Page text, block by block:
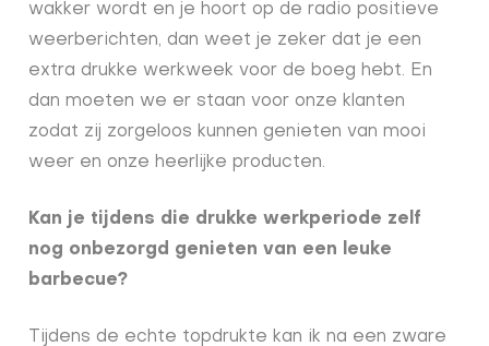
wakker wordt en je hoort op de radio positieve
weerberichten, dan weet je zeker dat je een
extra drukke werkweek voor de boeg hebt. En
dan moeten we er staan voor onze klanten
zodat zij zorgeloos kunnen genieten van mooi
weer en onze heerlijke producten.
Kan je tijdens die drukke werkperiode zelf
nog onbezorgd genieten van een leuke
barbecue?
Tijdens de echte topdrukte kan ik na een zware